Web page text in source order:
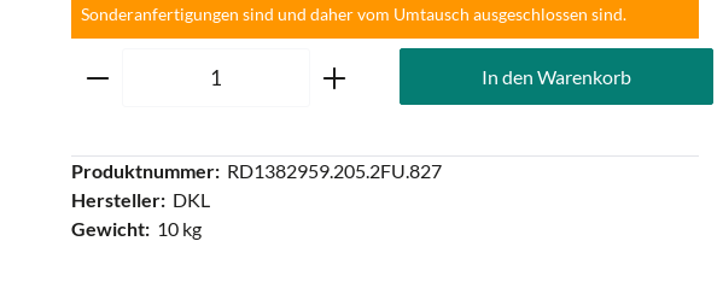
Sonderanfertigungen sind und daher vom Umtausch ausgeschlossen sind.
Produkt Anzahl: Gib den gewünschten Wert ein
In den Warenkorb
Produktnummer: RD1382959.205.2FU.827
Hersteller: DKL
Gewicht: 10 kg